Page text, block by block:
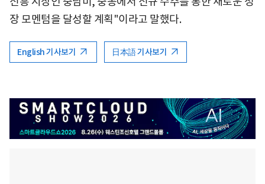
장 모멘텀을 달성할 계획"이라고 말했다.
English 기사보기 日本語 기사보기